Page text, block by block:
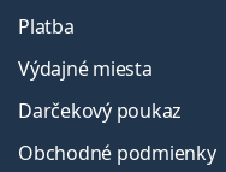
Platba
Výdajné miesta
Darčekový poukaz
Obchodné podmienky